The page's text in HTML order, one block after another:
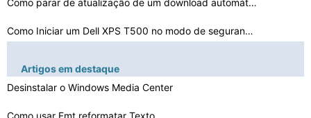
Como parar de atualização de um download automático
Como Iniciar um Dell XPS T500 no modo de segurança
Como configurar o redirecionamento de pastas
Como criar um Message Queue MSMQ
Artigos em destaque
Desinstalar o Windows Media Center
Como usar Fmt reformatar Texto